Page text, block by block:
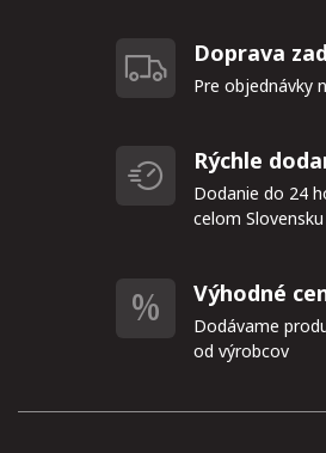
Doprava
Pre objednávky
Rýchle
Dodanie do 24
celom Slovensku
Výhodné
Dodávame
od výrobcov